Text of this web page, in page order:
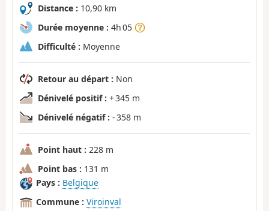
Distance : 10,90 km
Durée moyenne : 4h 05
Difficulté : Moyenne
Retour au départ : Non
Dénivelé positif : + 345 m
Dénivelé négatif : - 358 m
Point haut : 228 m
Point bas : 131 m
Pays : Belgique
Commune : Viroinval